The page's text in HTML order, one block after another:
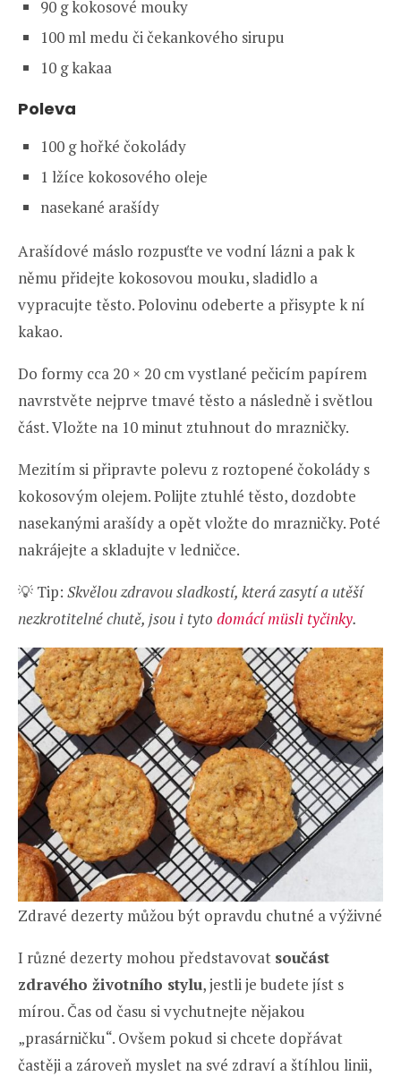
90 g kokosové mouky
100 ml medu či čekankového sirupu
10 g kakaa
Poleva
100 g hořké čokolády
1 lžíce kokosového oleje
nasekané arašídy
Arašídové máslo rozpusťte ve vodní lázni a pak k
němu přidejte kokosovou mouku, sladidlo a
vypracujte těsto. Polovinu odeberte a přisypte k ní
kakao.
Do formy cca 20 × 20 cm vystlané pečicím papírem
navrstvěte nejprve tmavé těsto a následně i světlou
část. Vložte na 10 minut ztuhnout do mrazničky.
Mezitím si připravte polevu z roztopené čokolády s
kokosovým olejem. Polijte ztuhlé těsto, dozdobte
nasekanými arašídy a opět vložte do mrazničky. Poté
nakrájejte a skladujte v ledničce.
💡 Tip: Skvělou zdravou sladkostí, která zasytí a utěší
nezkrotitelné chutě, jsou i tyto domácí müsli tyčinky.
Zdravé dezerty můžou být opravdu chutné a výživné
I různé dezerty mohou představovat součást
zdravého životního stylu, jestli je budete jíst s
mírou. Čas od času si vychutnejte nějakou
„prasárničku“. Ovšem pokud si chcete dopřávat
častěji a zároveň myslet na své zdraví a štíhlou linii,